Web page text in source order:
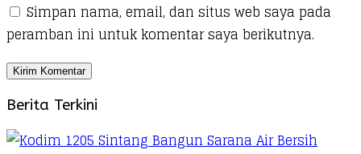
Simpan nama, email, dan situs web saya pada
peramban ini untuk komentar saya berikutnya.
Berita Terkini